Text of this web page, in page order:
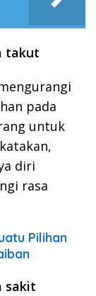
takut
pada
untuk
diri
rasa
Pilihan
sakit